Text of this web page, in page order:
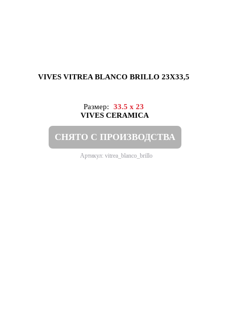
VIVES VITREA BLANCO BRILLO 23X33,5
Размер:
33.5 x 23
VIVES CERAMICA
СНЯТО С ПРОИЗВОДСТВА
Артикул: vitrea_blanco_brillo